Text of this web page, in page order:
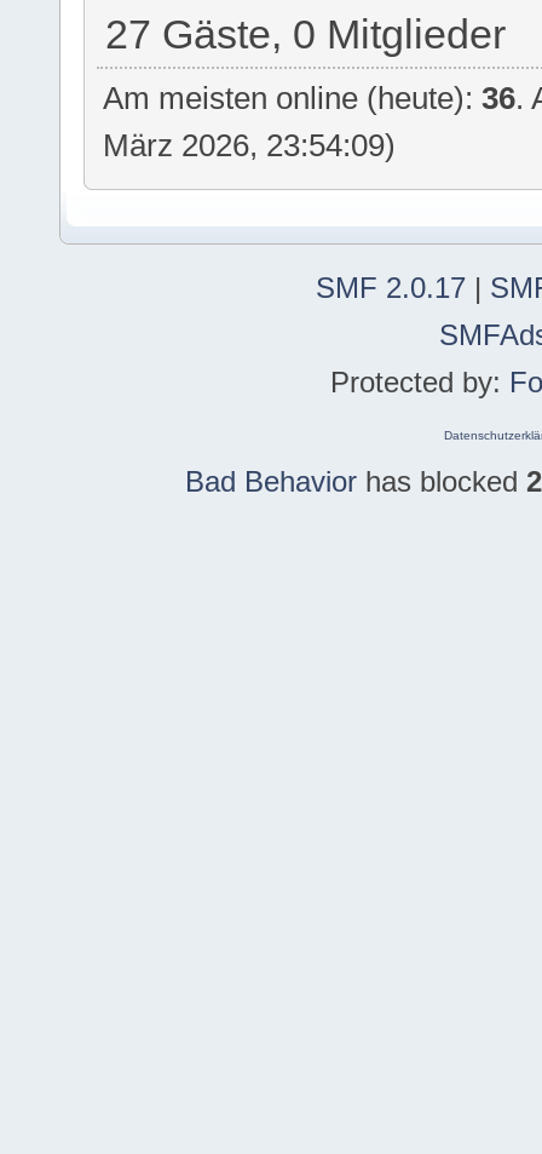
27 Gäste, 0 Mitglieder
Am meisten online (heute):36.
März 2026, 23:54:09)
SMF 2.0.17 |
Protected by:
Bad Behavior has blocked